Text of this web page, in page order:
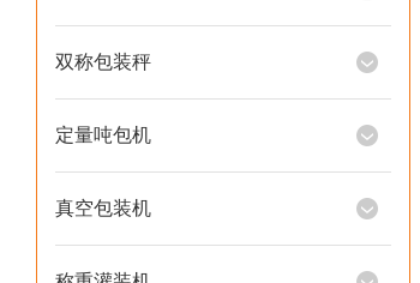
双称包装秤
定量吨包机
真空包装机